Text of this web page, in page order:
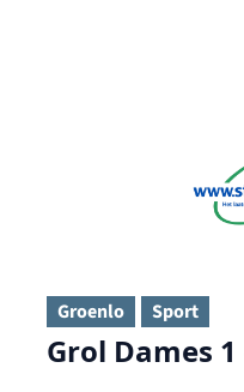
Groenlo Sport
Grol Dames 1